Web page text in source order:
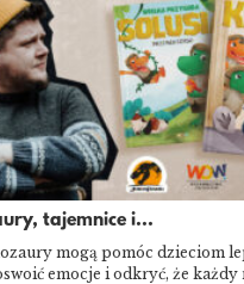
tajemnice i...
mogą pomóc dzieciom
emocje i odkryć, że każdy